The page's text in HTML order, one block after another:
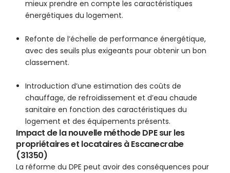
mieux prendre en compte les caractéristiques
énergétiques du logement.
Refonte de l’échelle de performance énergétique,
avec des seuils plus exigeants pour obtenir un bon
classement.
Introduction d’une estimation des coûts de
chauffage, de refroidissement et d’eau chaude
sanitaire en fonction des caractéristiques du
logement et des équipements présents.
Impact de la nouvelle méthode DPE sur les
propriétaires et locataires à Escanecrabe
(31350)
La réforme du DPE peut avoir des conséquences pour